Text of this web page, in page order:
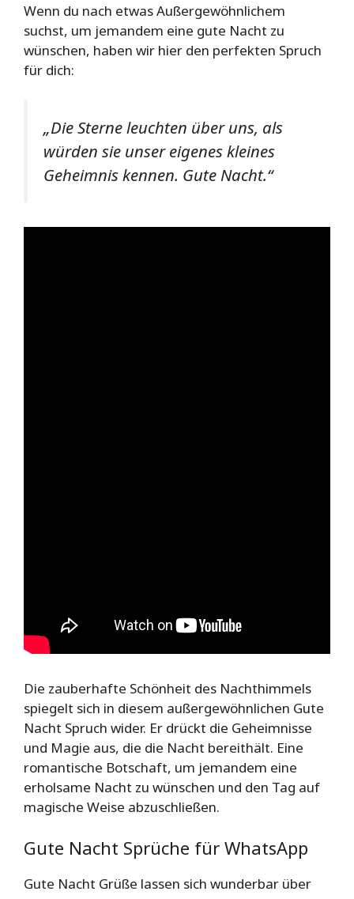
Wenn du nach etwas Außergewöhnlichem
suchst, um jemandem eine gute Nacht zu
wünschen, haben wir hier den perfekten Spruch
für dich:
„Die Sterne leuchten über uns, als
würden sie unser eigenes kleines
Geheimnis kennen. Gute Nacht.“
Die zauberhafte Schönheit des Nachthimmels
spiegelt sich in diesem außergewöhnlichen Gute
Nacht Spruch wider. Er drückt die Geheimnisse
und Magie aus, die die Nacht bereithält. Eine
romantische Botschaft, um jemandem eine
erholsame Nacht zu wünschen und den Tag auf
magische Weise abzuschließen.
Gute Nacht Sprüche für WhatsApp
Gute Nacht Grüße lassen sich wunderbar über